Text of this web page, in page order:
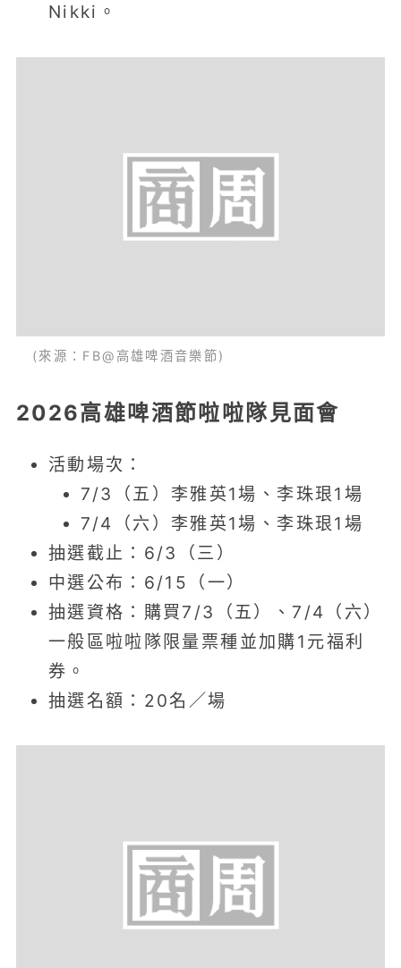
Nikki。
(來源：FB@高雄啤酒音樂節)
2026高雄啤酒節啦啦隊見面會
活動場次：
7/3（五）李雅英1場、李珠珢1場
7/4（六）李雅英1場、李珠珢1場
抽選截止：6/3（三）
中選公布：6/15（一）
抽選資格：購買7/3（五）、7/4（六）
一般區啦啦隊限量票種並加購1元福利
券。
抽選名額：20名／場